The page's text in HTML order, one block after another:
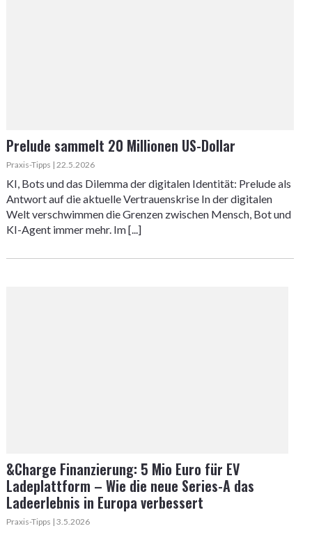
Prelude sammelt 20 Millionen US-Dollar
Praxis-Tipps | 22.5.2026
KI, Bots und das Dilemma der digitalen Identität: Prelude als
Antwort auf die aktuelle Vertrauenskrise In der digitalen
Welt verschwimmen die Grenzen zwischen Mensch, Bot und
KI-Agent immer mehr. Im [...]
&Charge Finanzierung: 5 Mio Euro für EV
Ladeplattform – Wie die neue Series-A das
Ladeerlebnis in Europa verbessert
Praxis-Tipps | 3.5.2026